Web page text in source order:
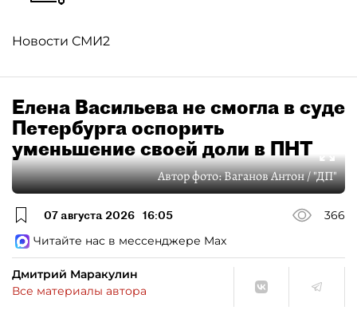
Новости СМИ2
Елена Васильева не смогла в суде
Петербурга оспорить
уменьшение своей доли в ПНТ
Автор фото:Ваганов Антон / "ДП"
07 августа 2026 16:05
366
Читайте нас в мессенджере Max
Дмитрий Маракулин
Все материалы автора